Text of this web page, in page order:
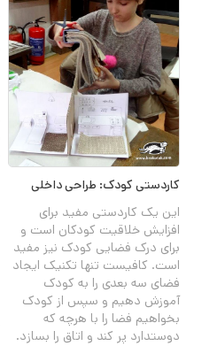
کاردستی کودک: طراحی داخلی
این یک کاردستی مفید برای
افزایش خلاقیت کودکان است و
برای درک فضایی کودک نیز مفید
است. کافیست تنها تکنیک ایجاد
فضای سه بعدی را به کودک
آموزش دهیم و سپس از کودک
بخواهیم فضا را با هرچه که
دوستدارد پر کند و اتاق را بسازد.